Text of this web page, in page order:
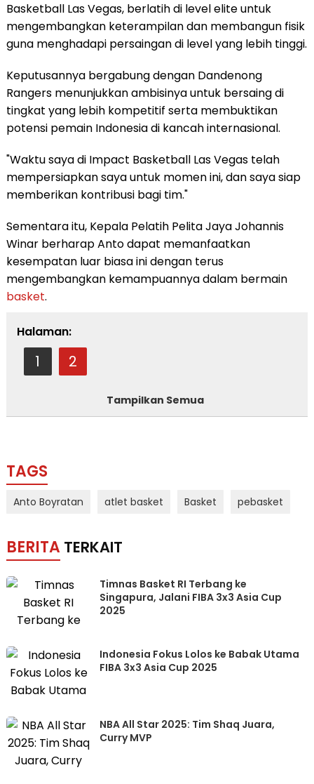
Basketball Las Vegas, berlatih di level elite untuk
mengembangkan keterampilan dan membangun fisik
guna menghadapi persaingan di level yang lebih tinggi.
Keputusannya bergabung dengan Dandenong
Rangers menunjukkan ambisinya untuk bersaing di
tingkat yang lebih kompetitif serta membuktikan
potensi pemain Indonesia di kancah internasional.
"Waktu saya di Impact Basketball Las Vegas telah
mempersiapkan saya untuk momen ini, dan saya siap
memberikan kontribusi bagi tim."
Sementara itu, Kepala Pelatih Pelita Jaya Johannis
Winar berharap Anto dapat memanfaatkan
kesempatan luar biasa ini dengan terus
mengembangkan kemampuannya dalam bermain
basket.
Halaman:
1 2
Tampilkan Semua
TAGS
Anto Boyratan atlet basket Basket pebasket
BERITA TERKAIT
Timnas Basket RI Terbang ke
Singapura, Jalani FIBA 3x3 Asia Cup
2025
Indonesia Fokus Lolos ke Babak Utama
FIBA 3x3 Asia Cup 2025
NBA All Star 2025: Tim Shaq Juara,
Curry MVP